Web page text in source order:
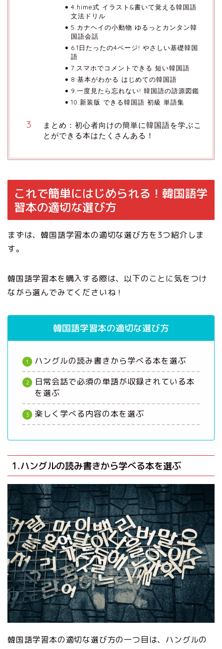
4.hime式 イラスト&書いて覚える韓国語
文法ドリル
5.カナヘイの小動物 ゆるっとカンタン韓
国語会話
6.1日たったの4ページ! やさしい基礎韓国
語
7.スマホでコメントできる 短い韓国語
8.基本がわかる はじめての韓国語
9.一度見たら忘れない! 韓国語の語源図鑑
10.新装版 できる韓国語 初級 単語集
まとめ：初心者向けの簡単に韓国語を学ぶこ
とができる本はたくさんある！
これで簡単にはじめられる！韓国語学
習本の適切な選び方
まずは、韓国語学習本の適切な選び方を3つ紹介しま
す。
韓国語学習本を購入する際は、以下のことに気をつけ
ながら選んでみてくださいね！
韓国語学習本の適切な選び方
ハングルの読み書きから学べる本を選ぶ
日常会話で必須の単語が収録されている本
を選ぶ
楽しく学べる内容の本を選ぶ
1.ハングルの読み書きから学べる本を選ぶ
韓国語学習本の適切な選び方の一つ目は、ハングルの